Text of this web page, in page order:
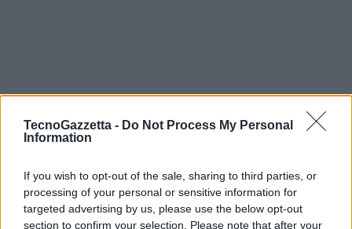
TecnoGazzetta - Do Not Process My Personal
Information
If you wish to opt-out of the sale, sharing to third parties, or
processing of your personal or sensitive information for
targeted advertising by us, please use the below opt-out
section to confirm your selection. Please note that after your